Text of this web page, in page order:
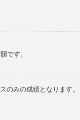
です。
のみの成績となります。